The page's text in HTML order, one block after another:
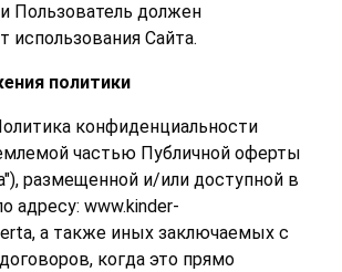
Пользователь должен
использования Сайта.
политики
конфиденциальности
частью Публичной оферты
размещенной и/или доступной в
адресу: www.kinder-
, а также иных заключаемых с
когда это прямо